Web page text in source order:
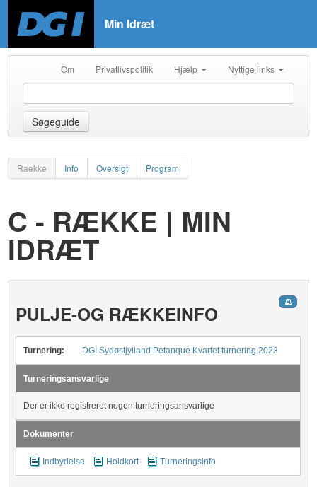
Min Idræt
Om Privatlivspolitik Hjælp Nyttige links
Søgeguide
Raekke Info Oversigt Program
C - RÆKKE | MIN
IDRÆT
PULJE-OG RÆKKEINFO
Turnering: DGI Sydøstjylland Petanque Kvartet turnering 2023
Turneringsansvarlige
Der er ikke registreret nogen turneringsansvarlige
Dokumenter
Indbydelse Holdkort Turneringsinfo